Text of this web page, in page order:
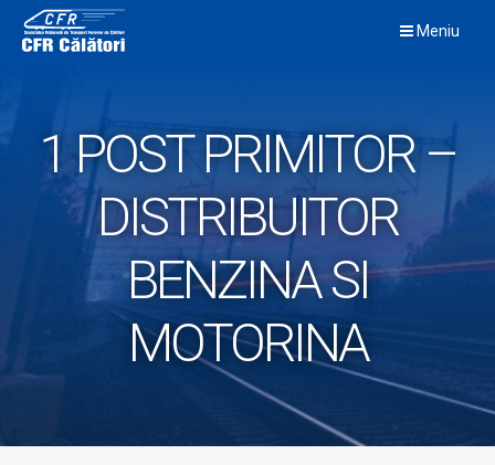
content
Meniu
1 POST PRIMITOR –
DISTRIBUITOR
BENZINA SI
MOTORINA